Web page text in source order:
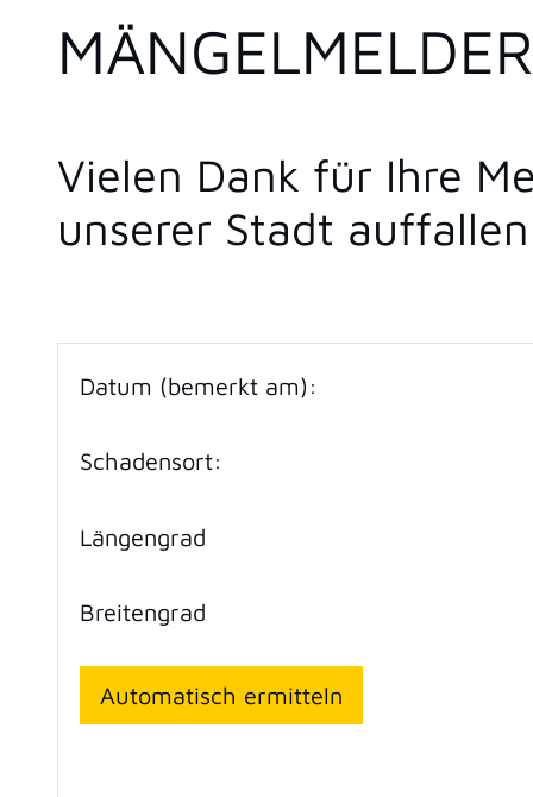
MÄNGELMELDER
Vielen Dank für Ihre
unserer Stadt
Datum (bemerkt am):
Schadensort:
Längengrad
Breitengrad